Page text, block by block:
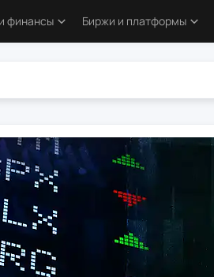
финансы Биржи и платформы